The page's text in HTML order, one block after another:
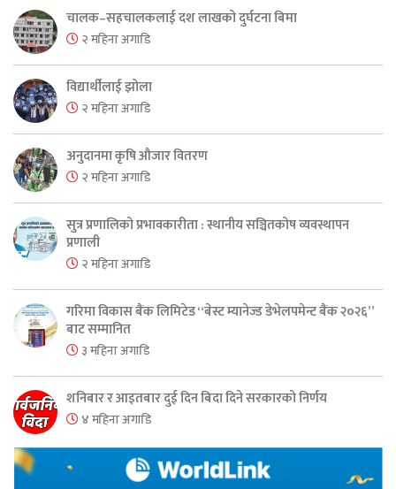
चालक–सहचालकलाई दश लाखको दुर्घटना बिमा
२ महिना अगाडि
विद्यार्थीलाई झोला
२ महिना अगाडि
अनुदानमा कृषि औजार वितरण
२ महिना अगाडि
सुत्र प्रणालिको प्रभावकारीता : स्थानीय सञ्चितकोष व्यवस्थापन
प्रणाली
२ महिना अगाडि
गरिमा विकास बैंक लिमिटेड “बेस्ट म्यानेज्ड डेभेलपमेन्ट बैंक २०२६”
बाट सम्मानित
३ महिना अगाडि
शनिबार र आइतबार दुई दिन बिदा दिने सरकारको निर्णय
४ महिना अगाडि